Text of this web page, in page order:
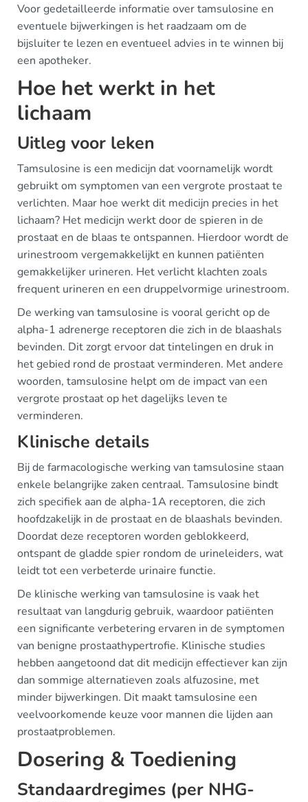
Voor gedetailleerde informatie over tamsulosine en
eventuele bijwerkingen is het raadzaam om de
bijsluiter te lezen en eventueel advies in te winnen bij
een apotheker.
Hoe het werkt in het
lichaam
Uitleg voor leken
Tamsulosine is een medicijn dat voornamelijk wordt
gebruikt om symptomen van een vergrote prostaat te
verlichten. Maar hoe werkt dit medicijn precies in het
lichaam? Het medicijn werkt door de spieren in de
prostaat en de blaas te ontspannen. Hierdoor wordt de
urinestroom vergemakkelijkt en kunnen patiënten
gemakkelijker urineren. Het verlicht klachten zoals
frequent urineren en een druppelvormige urinestroom.
De werking van tamsulosine is vooral gericht op de
alpha-1 adrenerge receptoren die zich in de blaashals
bevinden. Dit zorgt ervoor dat tintelingen en druk in
het gebied rond de prostaat verminderen. Met andere
woorden, tamsulosine helpt om de impact van een
vergrote prostaat op het dagelijks leven te
verminderen.
Klinische details
Bij de farmacologische werking van tamsulosine staan
enkele belangrijke zaken centraal. Tamsulosine bindt
zich specifiek aan de alpha-1A receptoren, die zich
hoofdzakelijk in de prostaat en de blaashals bevinden.
Doordat deze receptoren worden geblokkeerd,
ontspant de gladde spier rondom de urineleiders, wat
leidt tot een verbeterde urinaire functie.
De klinische werking van tamsulosine is vaak het
resultaat van langdurig gebruik, waardoor patiënten
een significante verbetering ervaren in de symptomen
van benigne prostaathypertrofie. Klinische studies
hebben aangetoond dat dit medicijn effectiever kan zijn
dan sommige alternatieven zoals alfuzosine, met
minder bijwerkingen. Dit maakt tamsulosine een
veelvoorkomende keuze voor mannen die lijden aan
prostaatproblemen.
Dosering & Toediening
Standaardregimes (per NHG-